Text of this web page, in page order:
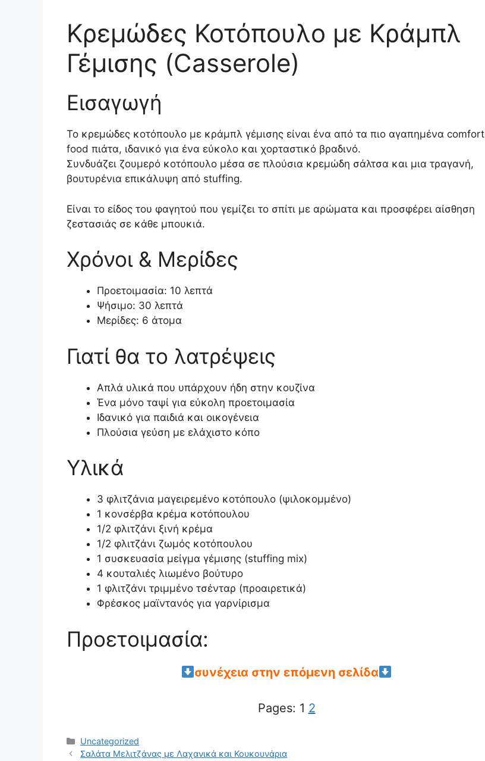
Κρεμώδες Κοτόπουλο με Κράμπλ
Γέμισης (Casserole)
Εισαγωγή
Το κρεμώδες κοτόπουλο με κράμπλ γέμισης είναι ένα από τα πιο αγαπημένα comfort
food πιάτα, ιδανικό για ένα εύκολο και χορταστικό βραδινό.
Συνδυάζει ζουμερό κοτόπουλο μέσα σε πλούσια κρεμώδη σάλτσα και μια τραγανή,
βουτυρένια επικάλυψη από stuffing.
Είναι το είδος του φαγητού που γεμίζει το σπίτι με αρώματα και προσφέρει αίσθηση
ζεστασιάς σε κάθε μπουκιά.
Χρόνοι & Μερίδες
Προετοιμασία: 10 λεπτά
Ψήσιμο: 30 λεπτά
Μερίδες: 6 άτομα
Γιατί θα το λατρέψεις
Απλά υλικά που υπάρχουν ήδη στην κουζίνα
Ένα μόνο ταψί για εύκολη προετοιμασία
Ιδανικό για παιδιά και οικογένεια
Πλούσια γεύση με ελάχιστο κόπο
Υλικά
3 φλιτζάνια μαγειρεμένο κοτόπουλο (ψιλοκομμένο)
1 κονσέρβα κρέμα κοτόπουλου
1/2 φλιτζάνι ξινή κρέμα
1/2 φλιτζάνι ζωμός κοτόπουλου
1 συσκευασία μείγμα γέμισης (stuffing mix)
4 κουταλιές λιωμένο βούτυρο
1 φλιτζάνι τριμμένο τσένταρ (προαιρετικά)
Φρέσκος μαϊντανός για γαρνίρισμα
Προετοιμασία:
συνέχεια στην επόμενη σελίδα
Pages: 1 2
Categories
Uncategorized
Σαλάτα Μελιτζάνας με Λαχανικά και Κουκουνάρια